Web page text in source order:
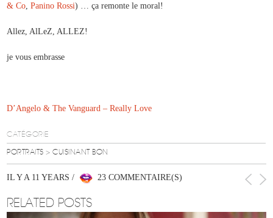
& Co ,Panino Rossi) … ça remonte le moral!
Allez, AlLeZ, ALLEZ!
je vous embrasse
D’Angelo & The Vanguard – Really Love
CATÉGORIE
PORTRAITS> CUISINANT BON
IL Y A 11 YEARS / 23 COMMENTAIRE(S)
RELATED POSTS